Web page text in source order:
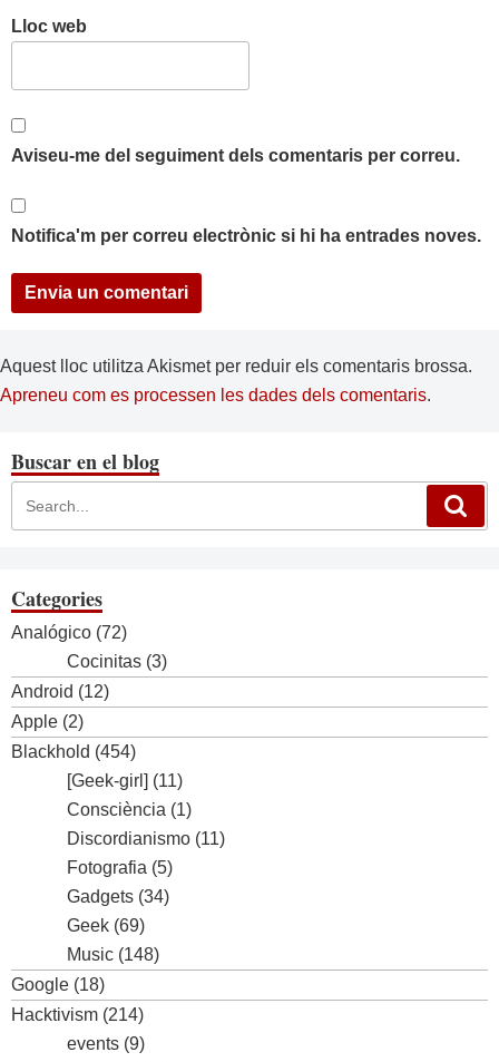
Lloc web
Aviseu-me del seguiment dels comentaris per correu.
Notifica'm per correu electrònic si hi ha entrades noves.
Aquest lloc utilitza Akismet per reduir els comentaris brossa.
Apreneu com es processen les dades dels comentaris.
Buscar en el blog
Categories
Analógico (72)
Cocinitas (3)
Android (12)
Apple (2)
Blackhold (454)
[Geek-girl] (11)
Consciència (1)
Discordianismo (11)
Fotografia (5)
Gadgets (34)
Geek (69)
Music (148)
Google (18)
Hacktivism (214)
events (9)